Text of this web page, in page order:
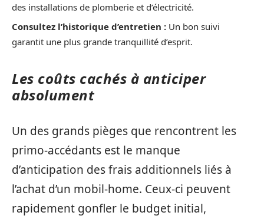
des installations de plomberie et d’électricité.
Consultez l’historique d’entretien : Un bon suivi
garantit une plus grande tranquillité d’esprit.
Les coûts cachés à anticiper
absolument
Un des grands pièges que rencontrent les
primo-accédants est le manque
d’anticipation des frais additionnels liés à
l’achat d’un mobil-home. Ceux-ci peuvent
rapidement gonfler le budget initial,